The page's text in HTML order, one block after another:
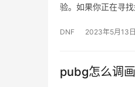
验。如果你正在寻
DNF 2023年5月13日
pubg怎么调